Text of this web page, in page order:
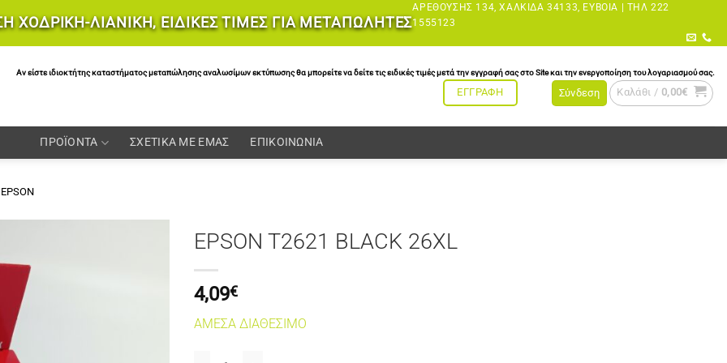
ΧΟΔΡΙΚΗ-ΛΙΑΝΙΚΗ, ΕΙΔΙΚΕΣ ΤΙΜΕΣ ΓΙΑ ΜΕΤΑΠΩΛΗΤΕΣ
ΑΡΕΘΟΎΣΗΣ 134, ΧΑΛΚΊΔΑ 34133, ΕΎΒΟΙΑ | ΤΗΛ 222
1555123
Αν είστε ιδιοκτήτης καταστήματος μεταπώλησης αναλωσίμων εκτύπωσης θα μπορείτε να δείτε τις ειδικές τιμές μετά την εγγραφή σας στο Site και την ενεργοποίηση του λογαριασμού σας.
ΕΓΓΡΑΦΗ Σύνδεση Καλάθι / 0,00€
ΠΡΟΪΟΝΤΑ ΣΧΕΤΙΚΑ ΜΕ ΕΜΑΣ ΕΠΙΚΟΙΝΩΝΙΑ
EPSON
EPSON T2621 BLACK 26XL
4,09€
ΑΜΕΣΑ ΔΙΑΘΕΣΙΜΟ
EPSON T2621 BLACK 26XL ποσότητα